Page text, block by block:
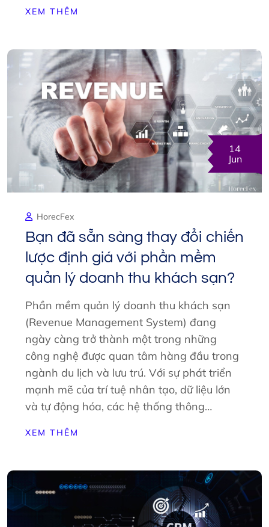
XEM THÊM
14
Jun
HorecFex
Bạn đã sẵn sàng thay đổi chiến
lược định giá với phần mềm
quản lý doanh thu khách sạn?
Phần mềm quản lý doanh thu khách sạn
(Revenue Management System) đang
ngày càng trở thành một trong những
công nghệ được quan tâm hàng đầu trong
ngành du lịch và lưu trú. Với sự phát triển
mạnh mẽ của trí tuệ nhân tạo, dữ liệu lớn
và tự động hóa, các hệ thống thông…
XEM THÊM